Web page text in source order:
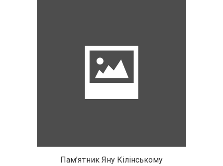
Пам’ятник Яну Кілінському